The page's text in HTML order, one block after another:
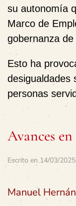
su autonomía
Marco de
gobernanza
Esto ha
desigualdades
personas
Avances
Escrito en14/03/2025
Manuel